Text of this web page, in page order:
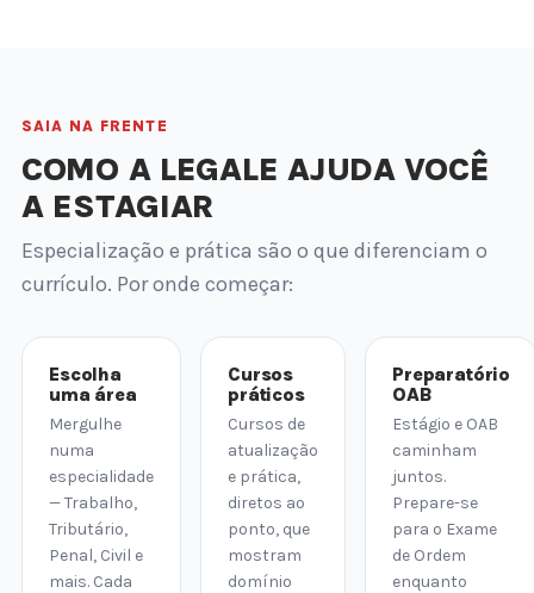
SAIA NA FRENTE
COMO A LEGALE AJUDA VOCÊ
A ESTAGIAR
Especialização e prática são o que diferenciam o
currículo. Por onde começar:
Escolha
uma área
Mergulhe
numa
especialidade
— Trabalho,
Tributário,
Penal, Civil e
mais. Cada
Cursos
práticos
Cursos de
atualização
e prática,
diretos ao
ponto, que
mostram
domínio
Preparatório
OAB
Estágio e OAB
caminham
juntos.
Prepare-se
para o Exame
de Ordem
enquanto